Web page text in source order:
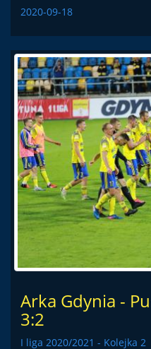
2020-09-18
Arka Gdynia -
3:2
I liga 2020/2021 - Kolejka 2